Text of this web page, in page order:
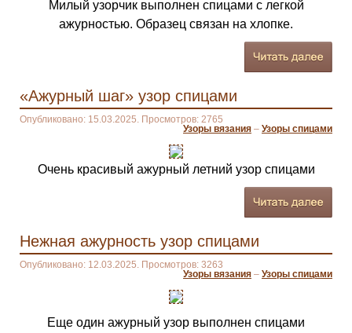
Милый узорчик выполнен спицами с легкой
ажурностью. Образец связан на хлопке.
«Ажурный шаг» узор спицами
Опубликовано: 15.03.2025. Просмотров: 2765
Узоры вязания – Узоры спицами
Очень красивый ажурный летний узор спицами
Нежная ажурность узор спицами
Опубликовано: 12.03.2025. Просмотров: 3263
Узоры вязания – Узоры спицами
Еще один ажурный узор выполнен спицами